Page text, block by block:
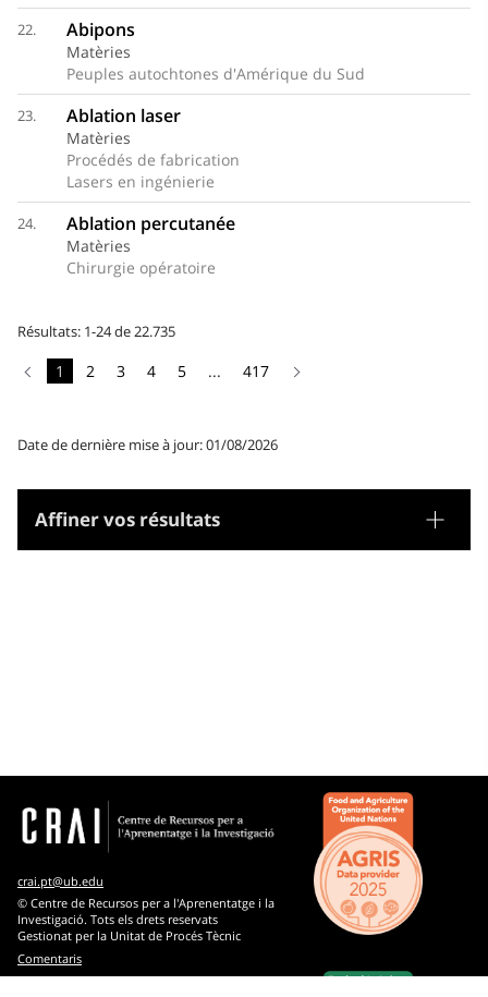
Affiner vos résultats
Tesaurus
Chimie
Droit
Environnement
Ethnologie
22. Abipons
Matèries
Peuples autochtones d'Amérique du Sud
23. Ablation laser
Matèries
Procédés de fabrication
Lasers en ingénierie
24. Ablation percutanée
Matèries
Chirurgie opératoire
Résultats: 1-24 de 22.735
1 2 3 4 5 ... 417
Date de dernière mise à jour: 01/08/2026
crai.pt@ub.edu
© Centre de Recursos per a l'Aprenentatge i la
Investigació. Tots els drets reservats
Gestionat per la Unitat de Procés Tècnic
Comentaris